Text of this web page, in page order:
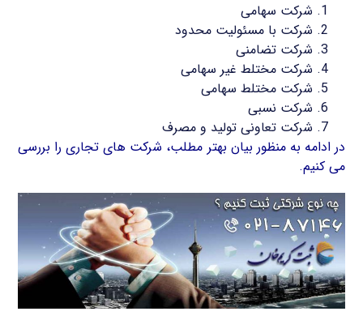
شرکت سهامی
شرکت با مسئولیت محدود
شرکت تضامنی
شرکت مختلط غیر سهامی
شرکت مختلط سهامی
شرکت نسبی
شرکت تعاونی تولید و مصرف
در ادامه به منظور بیان بهتر مطلب، شرکت های تجاری را بررسی
می کنیم.